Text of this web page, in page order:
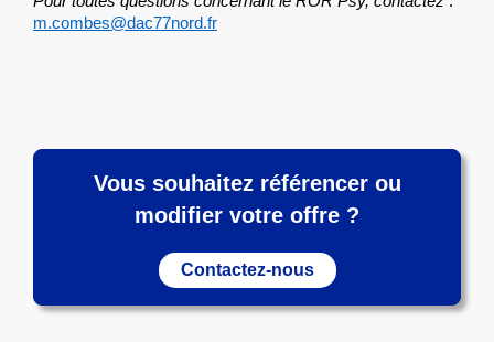
m.combes@dac77nord.fr
Vous souhaitez référencer ou
modifier votre offre ?
Contactez-nous